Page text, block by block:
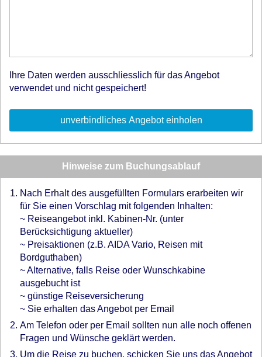
Ihre Daten werden ausschliesslich für das Angebot
verwendet und nicht gespeichert!
Hinweise zum Buchungsablauf
Nach Erhalt des ausgefüllten Formulars erarbeiten wir
für Sie einen Vorschlag mit folgenden Inhalten:
~ Reiseangebot inkl. Kabinen-Nr. (unter
Berücksichtigung aktueller)
~ Preisaktionen (z.B. AIDA Vario, Reisen mit
Bordguthaben)
~ Alternative, falls Reise oder Wunschkabine
ausgebucht ist
~ günstige Reiseversicherung
~ Sie erhalten das Angebot per Email
Am Telefon oder per Email sollten nun alle noch offenen
Fragen und Wünsche geklärt werden.
Um die Reise zu buchen, schicken Sie uns das Angebot